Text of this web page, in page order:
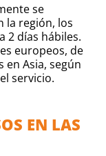
se
la región, los
2 días hábiles.
europeos, de
en Asia, según
servicio.
EN LAS